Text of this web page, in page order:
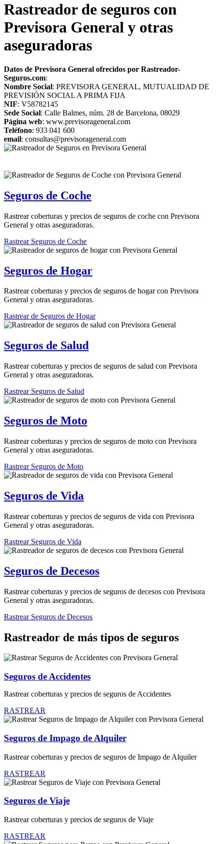
Rastreador de seguros con
Previsora General y otras
aseguradoras
Datos de Previsora General ofrecidos por Rastreador-
Seguros.com:
Nombre Social: PREVISORA GENERAL, MUTUALIDAD DE
PREVISIÓN SOCIAL A PRIMA FIJA
NIF: V58782145
Sede Social: Calle Balmes, núm. 28 de Barcelona, 08029
Página web: www.previsorageneral.com
Teléfono: 933 041 600
email: consultas@previsorageneral.com
Seguros de Coche
Rastrear coberturas y precios de seguros de coche con Previsora
General y otras aseguradoras.
Rastrear Seguros de Coche
Seguros de Hogar
Rastrear coberturas y precios de seguros de hogar con Previsora
General y otras aseguradoras.
Rastrear de Seguros de Hogar
Seguros de Salud
Rastrear coberturas y precios de seguros de salud con Previsora
General y otras aseguradoras.
Rastrear Seguros de Salud
Seguros de Moto
Rastrear coberturas y precios de seguros de moto con Previsora
General y otras aseguradoras.
Rastrear Seguros de Moto
Seguros de Vida
Rastrear coberturas y precios de seguros de vida con Previsora
General y otras aseguradoras.
Rastrear Seguros de Vida
Seguros de Decesos
Rastrear coberturas y precios de seguros de decesos con Previsora
General y otras aseguradoras.
Rastrear Seguros de Decesos
Rastreador de más tipos de seguros
Seguros de Accidentes
Rastrear coberturas y precios de seguros de Accidentes
RASTREAR
Seguros de Impago de Alquiler
Rastrear coberturas y precios de seguros de Impago de Alquiler
RASTREAR
Seguros de Viaje
Rastrear coberturas y precios de seguros de Viaje
RASTREAR